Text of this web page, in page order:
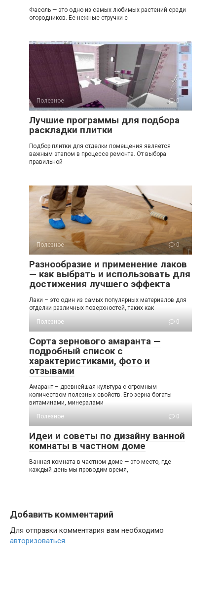
Фасоль — это одно из самых любимых растений среди
огородников. Ее нежные стручки с
Полезное 0
Лучшие программы для подбора
раскладки плитки
Подбор плитки для отделки помещения является
важным этапом в процессе ремонта. От выбора
правильной
Полезное 0
Разнообразие и применение лаков
— как выбрать и использовать для
достижения лучшего эффекта
Лаки – это один из самых популярных материалов для
отделки различных поверхностей, таких как
Полезное
0
Сорта зернового амаранта —
подробный список с
характеристиками, фото и
отзывами
Амарант – древнейшая культура с огромным
количеством полезных свойств. Его зерна богаты
витаминами, минералами
Полезное
0
Идеи и советы по дизайну ванной
комнаты в частном доме
Ванная комната в частном доме — это место, где
каждый день мы проводим время,
Добавить комментарий
Для отправки комментария вам необходимо
авторизоваться.